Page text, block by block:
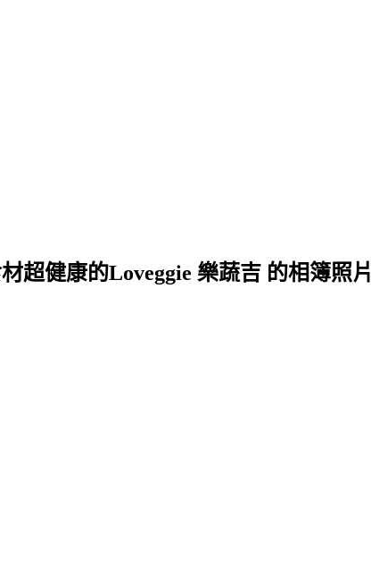
超健康的Loveggie 樂蔬吉 的相簿照片